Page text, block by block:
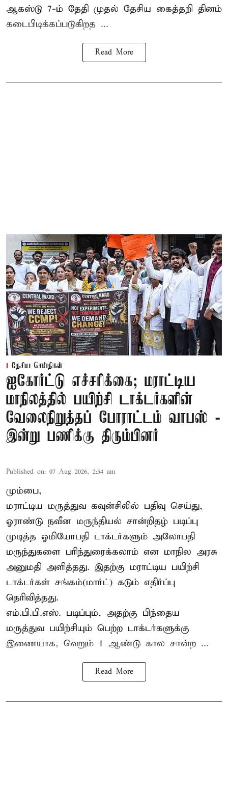
ஆகஸ்டு 7-ம் தேதி முதல் தேசிய கைத்தறி தினம்
கடைபிடிக்கப்படுகிறத ...
Read More
தேசிய செய்திகள்
ஐகோர்ட்டு எச்சரிக்கை; மராட்டிய
மாநிலத்தில் பயிற்சி டாக்டர்களின்
வேலைநிறுத்தப் போராட்டம் வாபஸ் -
இன்று பணிக்கு திரும்பினர்
Published on: 07 Aug 2026, 2:54 am
மும்பை,
மராட்டிய மருத்துவ கவுன்சிலில் பதிவு செய்து,
ஓராண்டு நவீன மருந்தியல் சான்றிதழ் படிப்பு
முடித்த ஓமியோபதி டாக்டர்களும் அலோபதி
மருந்துகளை பரிந்துரைக்கலாம் என மாநில அரசு
அனுமதி அளித்தது. இதற்கு மராட்டிய பயிற்சி
டாக்டர்கள் சங்கம்(மார்ட்) கடும் எதிர்ப்பு
தெரிவித்தது.
எம்.பி.பி.எஸ். படிப்பும், அதற்கு பிந்தைய
மருத்துவ பயிற்சியும் பெற்ற டாக்டர்களுக்கு
இணையாக, வெறும் 1 ஆண்டு கால சான்ற ...
Read More